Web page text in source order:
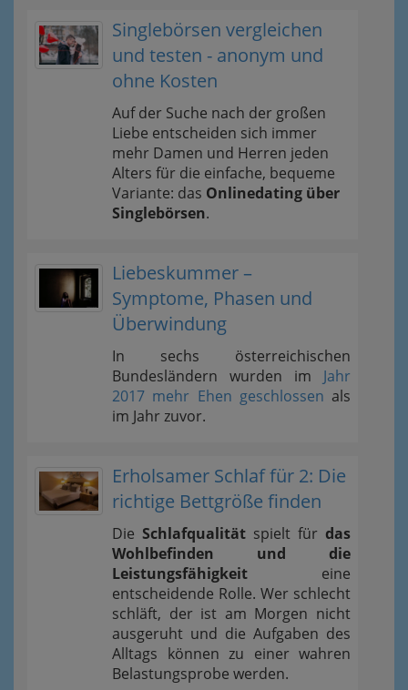
Singlebörsen vergleichen
und testen - anonym und
ohne Kosten
Auf der Suche nach der großen
Liebe entscheiden sich immer
mehr Damen und Herren jeden
Alters für die einfache, bequeme
Variante: das Onlinedating über
Singlebörsen.
Liebeskummer –
Symptome, Phasen und
Überwindung
In sechs österreichischen
Bundesländern wurden im Jahr
2017 mehr Ehen geschlossen als
im Jahr zuvor.
Erholsamer Schlaf für 2: Die
richtige Bettgröße finden
Die Schlafqualität spielt für das
Wohlbefinden und die
Leistungsfähigkeit eine
entscheidende Rolle. Wer schlecht
schläft, der ist am Morgen nicht
ausgeruht und die Aufgaben des
Alltags können zu einer wahren
Belastungsprobe werden.